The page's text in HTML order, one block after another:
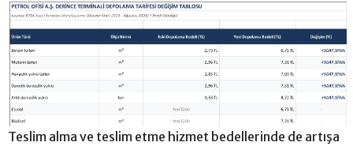
Teslim alma ve teslim etme hizmet bedellerinde de artışa